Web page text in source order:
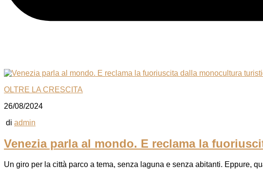
OLTRE LA CRESCITA
26/08/2024
di admin
Venezia parla al mondo. E reclama la
Un giro per la città parco a tema, senza laguna e senza abitanti. Eppure,